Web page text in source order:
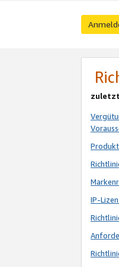
IP-